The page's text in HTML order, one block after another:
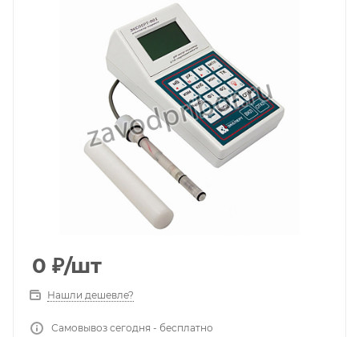
0 ₽/шт
Нашли дешевле?
Самовывоз сегодня - бесплатно